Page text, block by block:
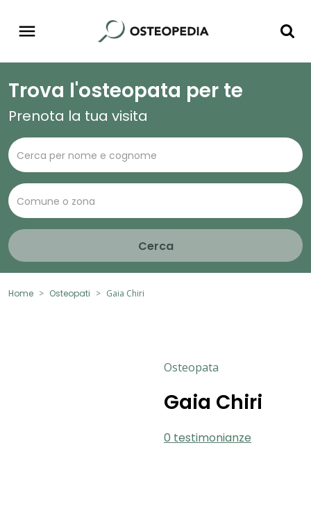
Trova l'osteopata per te
Prenota la tua visita
Cerca
Home Osteopati Gaia Chiri
Osteopata
Gaia Chiri
0 testimonianze